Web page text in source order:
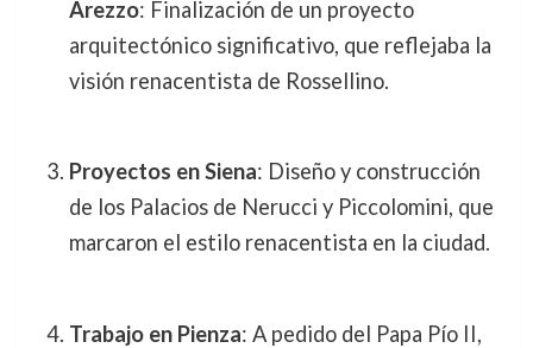
Arezzo: Finalización de un proyecto
arquitectónico significativo, que reflejaba la
visión renacentista de Rossellino.
Proyectos en Siena: Diseño y construcción
de los Palacios de Nerucci y Piccolomini, que
marcaron el estilo renacentista en la ciudad.
Trabajo en Pienza: A pedido del Papa Pío II,